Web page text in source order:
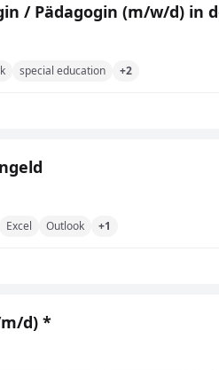
/ Pädagogin (m/w/d) in
special education +2
Excel Outlook +1
d) *